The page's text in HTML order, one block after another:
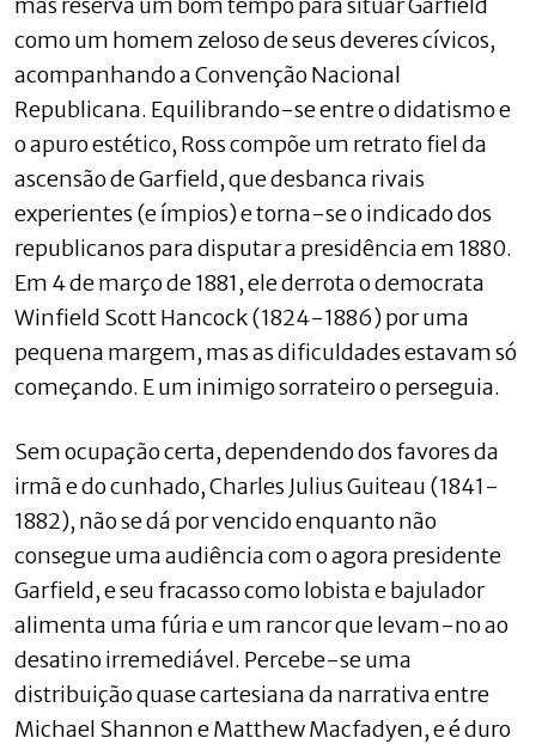
como um homem zeloso de seus deveres cívicos,
acompanhando a Convenção Nacional
Republicana. Equilibrando-se entre o didatismo e
o apuro estético, Ross compõe um retrato fiel da
ascensão de Garfield, que desbanca rivais
experientes (e ímpios) e torna-se o indicado dos
republicanos para disputar a presidência em 1880.
Em 4 de março de 1881, ele derrota o democrata
Winfield Scott Hancock (1824-1886) por uma
pequena margem, mas as dificuldades estavam só
começando. E um inimigo sorrateiro o perseguia.
Sem ocupação certa, dependendo dos favores da
irmã e do cunhado, Charles Julius Guiteau (1841-
1882), não se dá por vencido enquanto não
consegue uma audiência com o agora presidente
Garfield, e seu fracasso como lobista e bajulador
alimenta uma fúria e um rancor que levam-no ao
desatino irremediável. Percebe-se uma
distribuição quase cartesiana da narrativa entre
Michael Shannon e Matthew Macfadyen, e é duro